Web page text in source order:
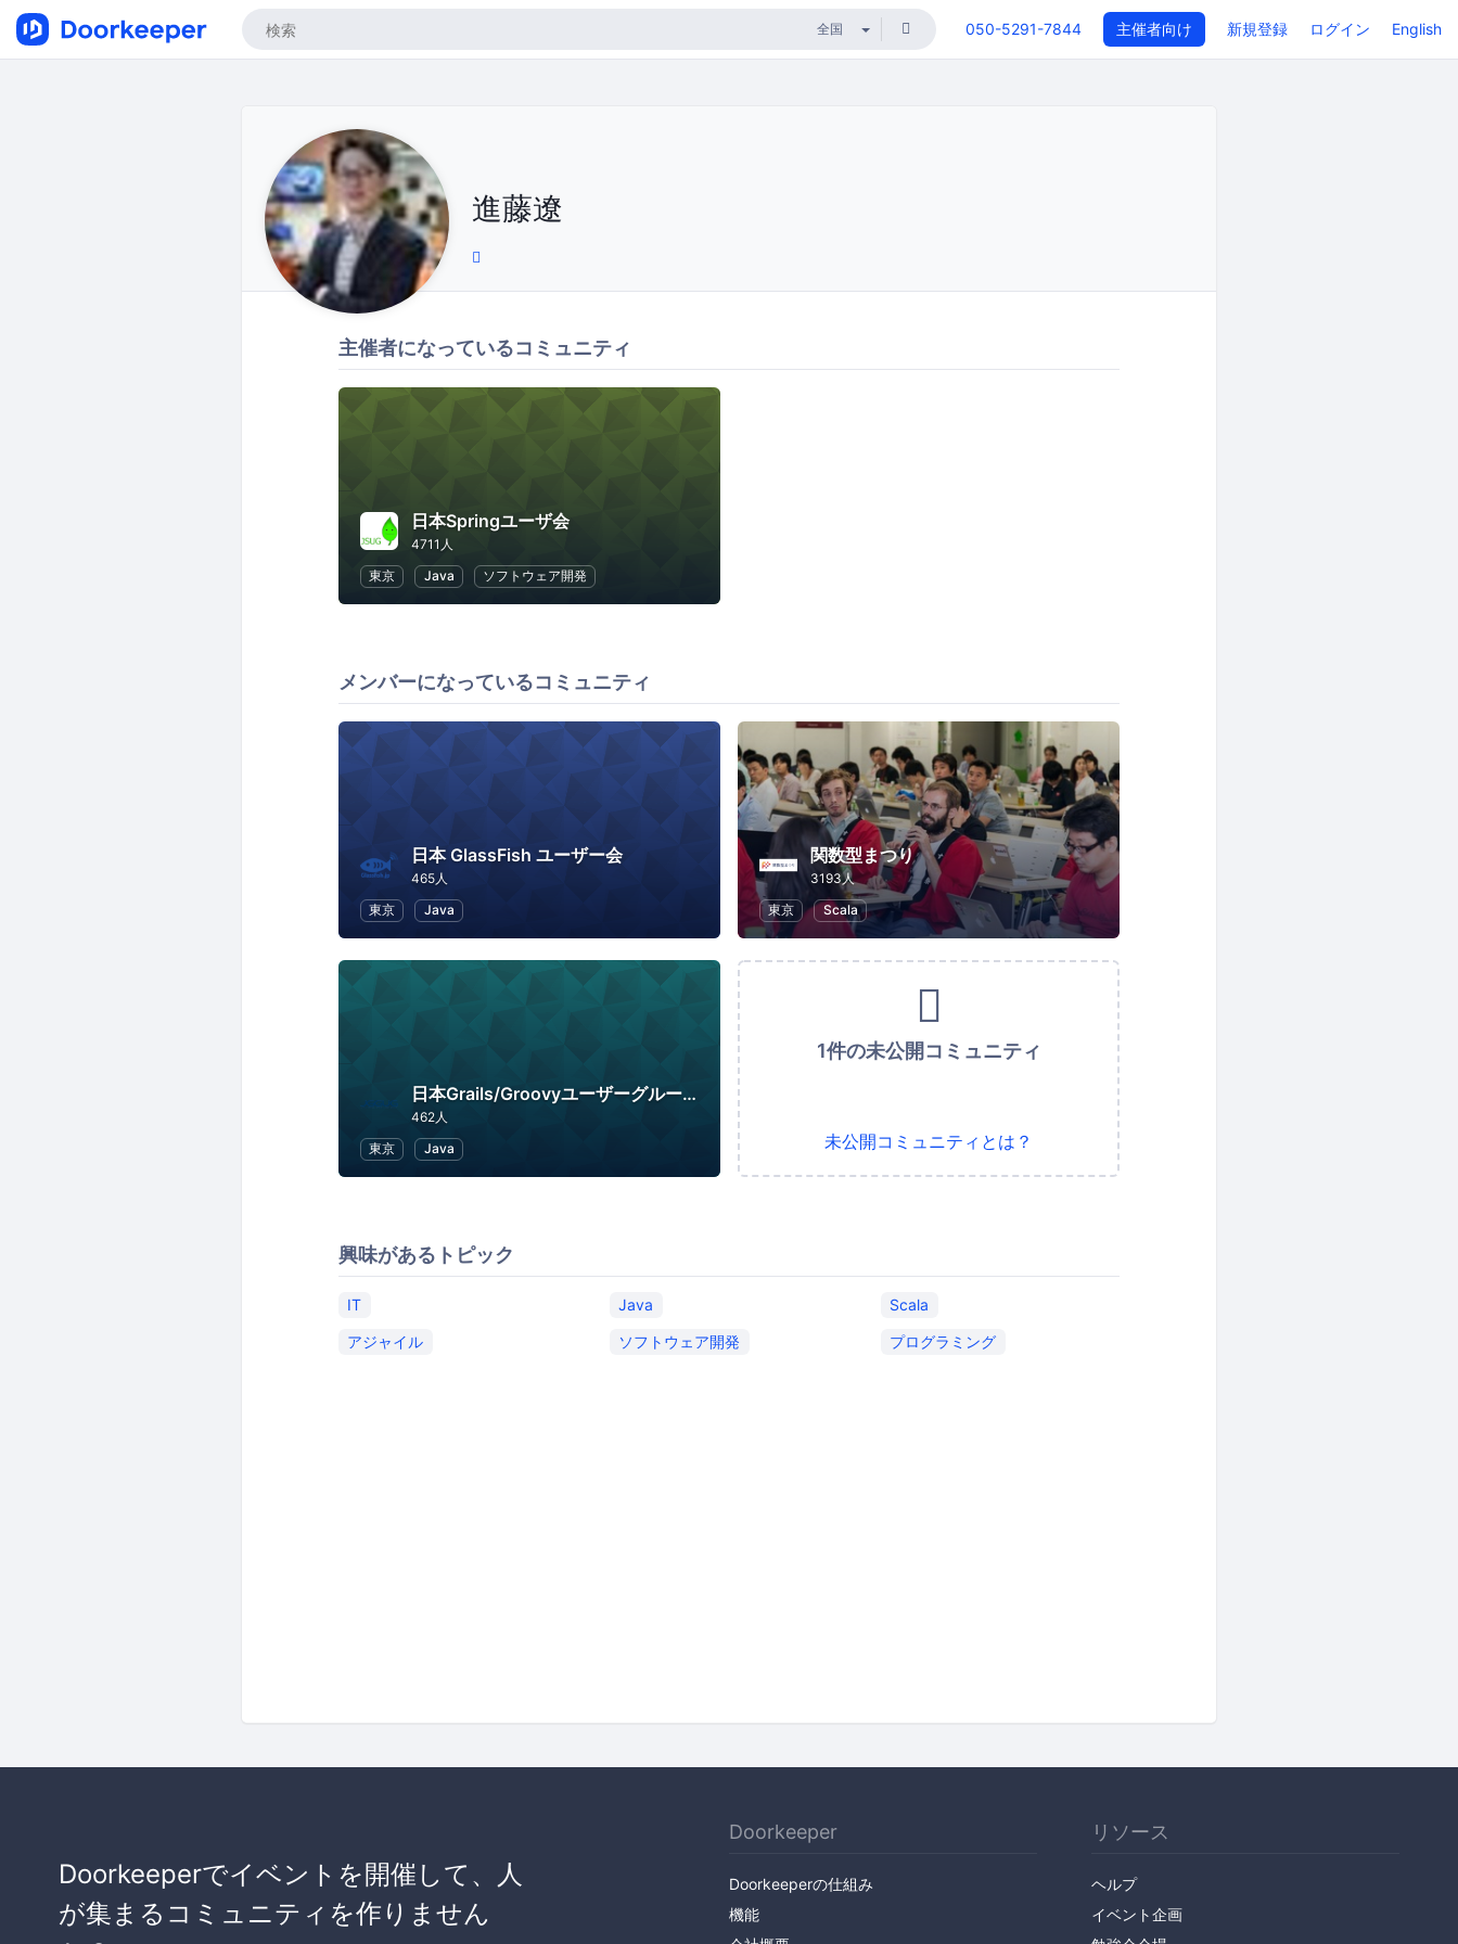
050-5291-7844 主催者向け 新規登録 ログイン English
進藤遼
主催者になっているコミュニティ
日本Springユーザ会
4711人
東京
Java ソフトウェア開発
メンバーになっているコミュニティ
日本 GlassFish ユーザー会
465人
東京
Java
関数型まつり
3193人
東京
Scala
日本Grails/Groovyユーザーグループ
462人
東京
Java
1件の未公開コミュニティ
未公開コミュニティとは？
興味があるトピック
IT Java
Scala
アジャイル
ソフトウェア開発 プログラミング
Doorkeeperでイベントを開催して、人
が集まるコミュニティを作りません
Doorkeeper
Doorkeeperの仕組み
機能
リソース
ヘルプ
イベント企画